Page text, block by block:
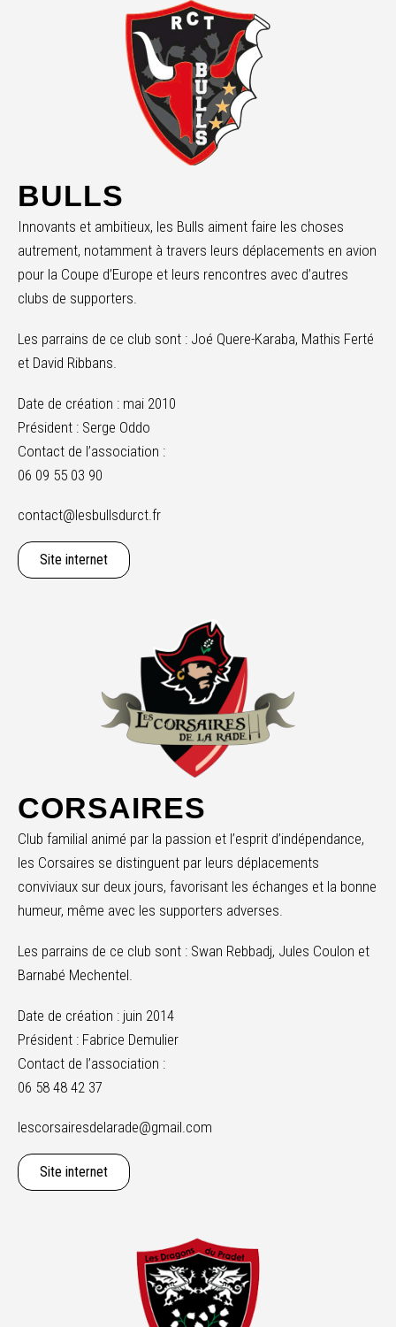
BULLS
Innovants et ambitieux, les Bulls aiment faire les choses
autrement, notamment à travers leurs déplacements en avion
pour la Coupe d’Europe et leurs rencontres avec d’autres
clubs de supporters.
Les parrains de ce club sont : Joé Quere-Karaba, Mathis Ferté
et David Ribbans.
Date de création : mai 2010
Président : Serge Oddo
Contact de l’association :
06 09 55 03 90
contact@lesbullsdurct.fr
Site internet
CORSAIRES
Club familial animé par la passion et l’esprit d’indépendance,
les Corsaires se distinguent par leurs déplacements
conviviaux sur deux jours, favorisant les échanges et la bonne
humeur, même avec les supporters adverses.
Les parrains de ce club sont : Swan Rebbadj, Jules Coulon et
Barnabé Mechentel.
Date de création : juin 2014
Président : Fabrice Demulier
Contact de l’association :
06 58 48 42 37
lescorsairesdelarade@gmail.com
Site internet